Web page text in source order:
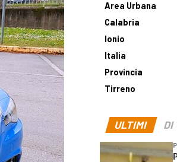
Area Urbana
Calabria
Ionio
Italia
Provincia
Tirreno
ULTIMI DI